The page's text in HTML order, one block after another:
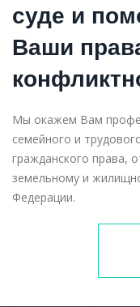
суде и
Ваши
Мы окажем Вам
семейного и
гражданского права,
земельному и
Федерации.